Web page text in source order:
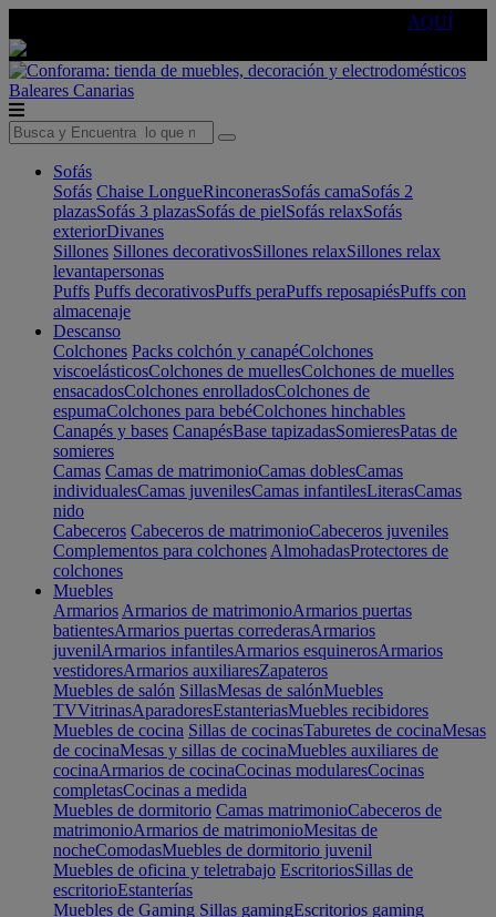
AQUÍ
Baleares Canarias
Sofás
Sofás Chaise LongueRinconerasSofás camaSofás 2
plazasSofás 3 plazasSofás de pielSofás relaxSofás
exteriorDivanes
Sillones Sillones decorativosSillones relaxSillones relax
levantapersonas
Puffs Puffs decorativosPuffs peraPuffs reposapiésPuffs con
almacenaje
Descanso
Colchones Packs colchón y canapéColchones
viscoelásticosColchones de muellesColchones de muelles
ensacadosColchones enrolladosColchones de
espumaColchones para bebéColchones hinchables
Canapés y bases CanapésBase tapizadasSomieresPatas de
somieres
Camas Camas de matrimonioCamas doblesCamas
individualesCamas juvenilesCamas infantilesLiterasCamas
nido
Cabeceros Cabeceros de matrimonioCabeceros juveniles
Complementos para colchones AlmohadasProtectores de
colchones
Muebles
Armarios Armarios de matrimonioArmarios puertas
batientesArmarios puertas correderasArmarios
juvenilArmarios infantilesArmarios esquinerosArmarios
vestidoresArmarios auxiliaresZapateros
Muebles de salón SillasMesas de salónMuebles
TVVitrinasAparadoresEstanteriasMuebles recibidores
Muebles de cocina Sillas de cocinasTaburetes de cocinaMesas
de cocinaMesas y sillas de cocinaMuebles auxiliares de
cocinaArmarios de cocinaCocinas modularesCocinas
completasCocinas a medida
Muebles de dormitorio Camas matrimonioCabeceros de
matrimonioArmarios de matrimonioMesitas de
nocheComodasMuebles de dormitorio juvenil
Muebles de oficina y teletrabajo EscritoriosSillas de
escritorioEstanterías
Muebles de Gaming Sillas gamingEscritorios gaming